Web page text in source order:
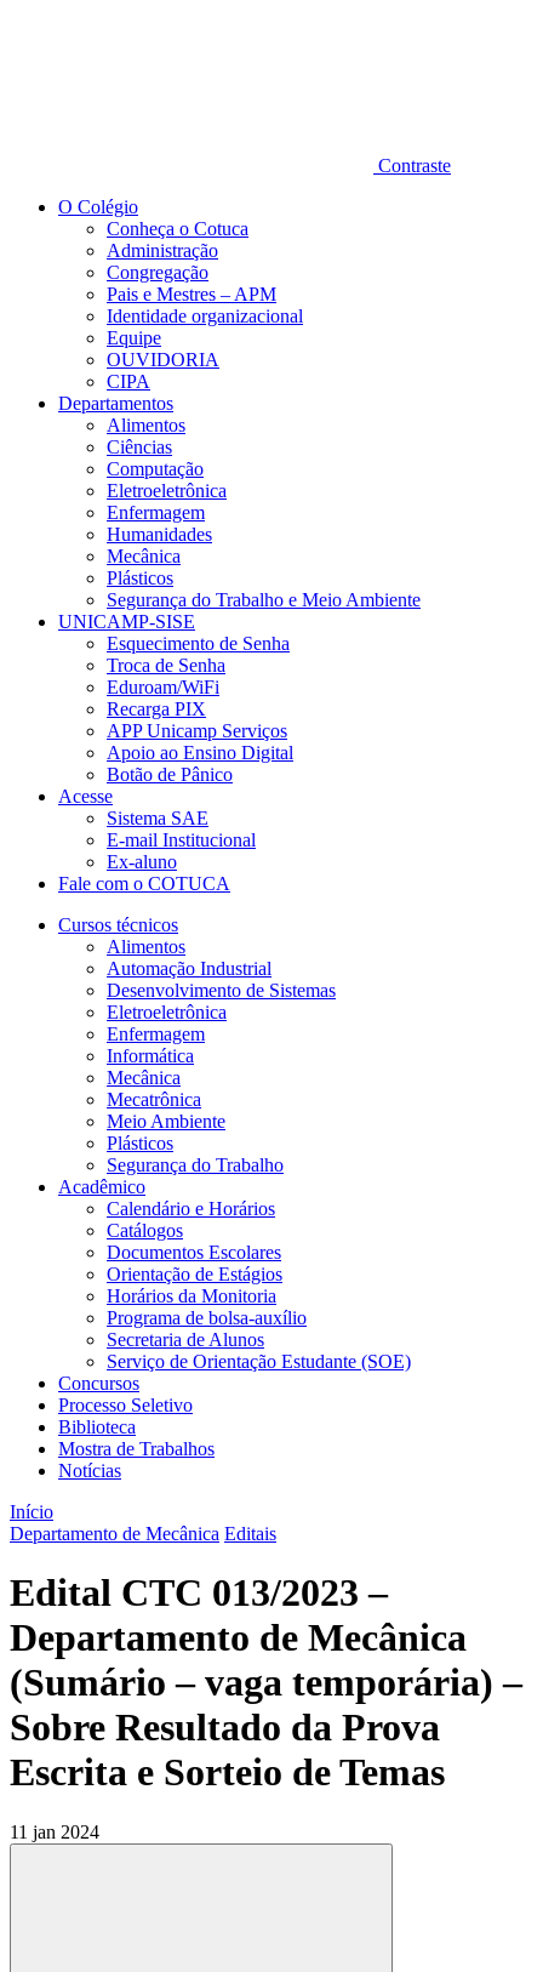
Contraste
O Colégio
Conheça o Cotuca
Administração
Congregação
Pais e Mestres – APM
Identidade organizacional
Equipe
OUVIDORIA
CIPA
Departamentos
Alimentos
Ciências
Computação
Eletroeletrônica
Enfermagem
Humanidades
Mecânica
Plásticos
Segurança do Trabalho e Meio Ambiente
UNICAMP-SISE
Esquecimento de Senha
Troca de Senha
Eduroam/WiFi
Recarga PIX
APP Unicamp Serviços
Apoio ao Ensino Digital
Botão de Pânico
Acesse
Sistema SAE
E-mail Institucional
Ex-aluno
Fale com o COTUCA
Cursos técnicos
Alimentos
Automação Industrial
Desenvolvimento de Sistemas
Eletroeletrônica
Enfermagem
Informática
Mecânica
Mecatrônica
Meio Ambiente
Plásticos
Segurança do Trabalho
Acadêmico
Calendário e Horários
Catálogos
Documentos Escolares
Orientação de Estágios
Horários da Monitoria
Programa de bolsa-auxílio
Secretaria de Alunos
Serviço de Orientação Estudante (SOE)
Concursos
Processo Seletivo
Biblioteca
Mostra de Trabalhos
Notícias
Início
Departamento de Mecânica Editais
Edital CTC 013/2023 –
Departamento de Mecânica
(Sumário – vaga temporária) –
Sobre Resultado da Prova
Escrita e Sorteio de Temas
11 jan 2024